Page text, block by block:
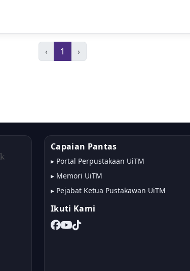
‹ 1 ›
Capaian Pantas
▸ Portal Perpustakaan UiTM
▸ Memori UiTM
▸ Pejabat Ketua Pustakawan UiTM
Ikuti Kami